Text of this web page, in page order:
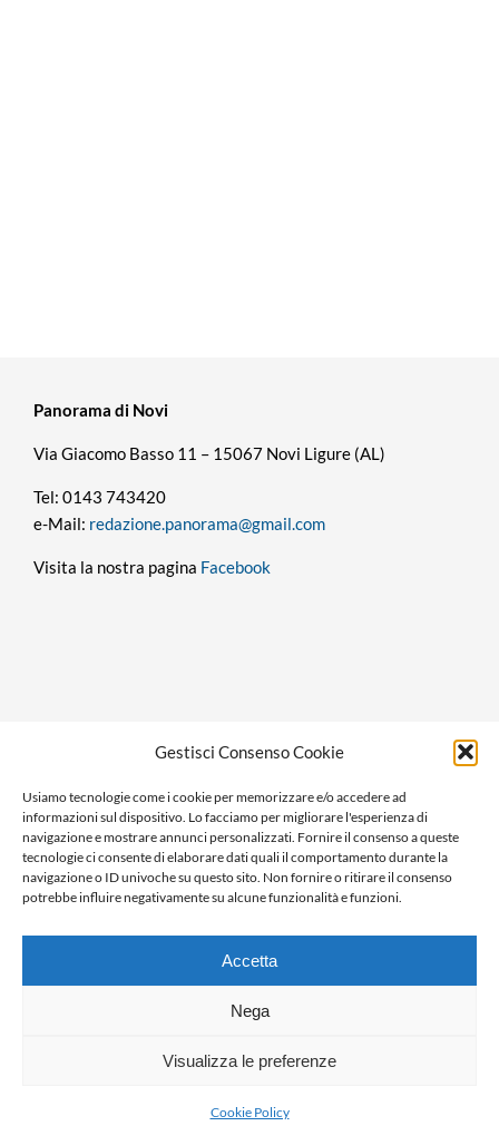
Gestisci Consenso Cookie
Usiamo tecnologie come i cookie per memorizzare e/o accedere ad
informazioni sul dispositivo. Lo facciamo per migliorare l'esperienza di
navigazione e mostrare annunci personalizzati. Fornire il consenso a queste
tecnologie ci consente di elaborare dati quali il comportamento durante la
navigazione o ID univoche su questo sito. Non fornire o ritirare il consenso
potrebbe influire negativamente su alcune funzionalità e funzioni.
Accetta
Nega
Visualizza le preferenze
Cookie Policy
Panorama di Novi
Via Giacomo Basso 11 – 15067 Novi Ligure (AL)
Tel: 0143 743420
e-Mail: redazione.panorama@gmail.com
Visita la nostra pagina Facebook
Ragione sociale: Panorama S.r.l.
C.F. / P.IVA: 01058470061
N. REA: AL-138981
Capitale Versato € 10.000,00